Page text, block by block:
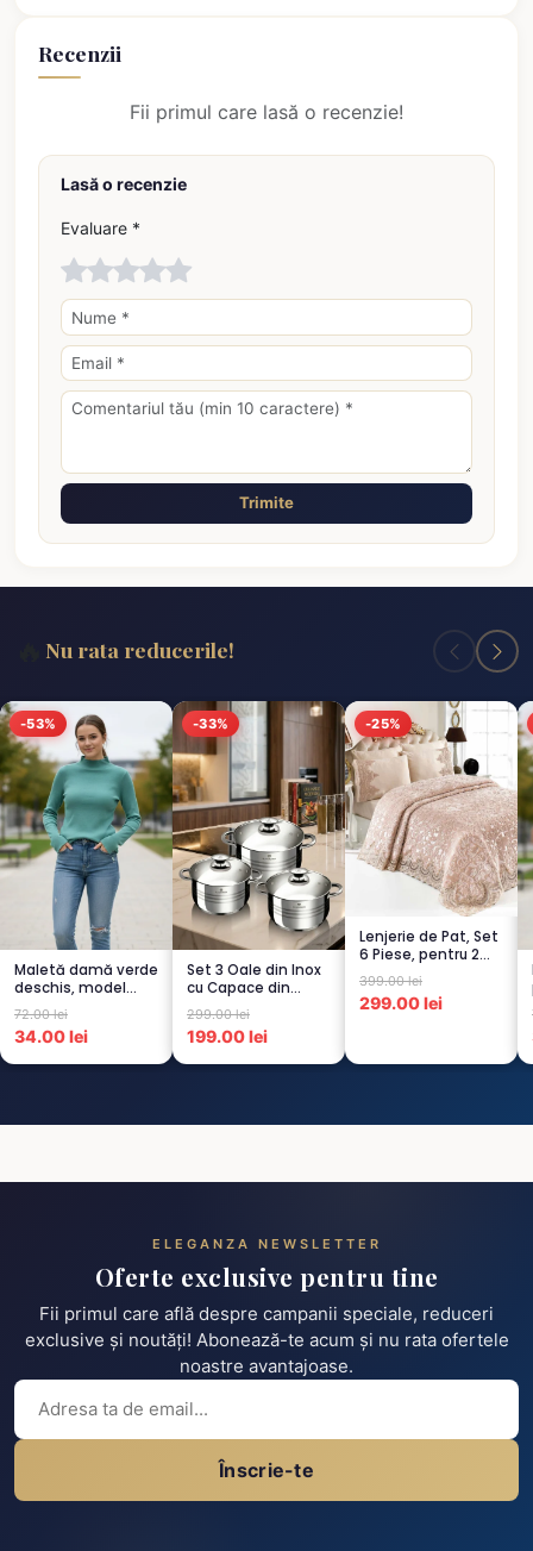
Recenzii
Fii primul care lasă o recenzie!
Lasă o recenzie
Evaluare *
Trimite
Nu rata reducerile!
-53%
Maletă damă verde
deschis, model
raiat
72.00 lei
34.00 lei
-33%
Set 3 Oale din Inox
cu Capace din
Sticlă
Termorezistent...
299.00 lei
199.00 lei
-25%
Lenjerie de Pat, Set
6 Piese, pentru 2
persoana, CAPUCI...
399.00 lei
299.00 lei
ELEGANZA NEWSLETTER
Oferte exclusive pentru tine
Fii primul care află despre campanii speciale, reduceri
exclusive și noutăți! Abonează-te acum și nu rata ofertele
noastre avantajoase.
Înscrie-te